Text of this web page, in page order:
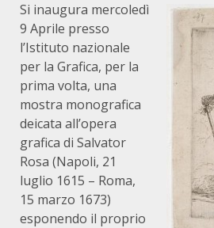
Si inaugura mercoledì
9 Aprile presso
l’Istituto nazionale
per la Grafica, per la
prima volta, una
mostra monografica
deicata all’opera
grafica di Salvator
Rosa (Napoli, 21
luglio 1615 – Roma,
15 marzo 1673)
esponendo il proprio